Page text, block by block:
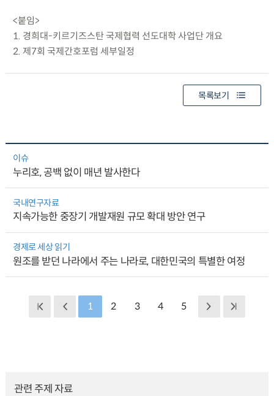
<붙임>
1. 경희대-키르기즈스탄 국제협력 선도대학 사업단 개요
2. 제7회 국제간호포럼 세부일정
목록보기
이슈
누리호, 공백 없이 매년 발사한다
국내연구자료
지속가능한 중장기 개발재원 규모 확대 방안 연구
경제로 세상 읽기
원조를 받던 나라에서 주는 나라로, 대한민국의 특별한 여정
1 2 3 4 5
관련 주제 자료